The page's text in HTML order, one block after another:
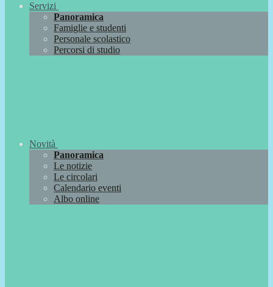
Servizi
Panoramica
Famiglie e studenti
Personale scolastico
Percorsi di studio
Novità
Panoramica
Le notizie
Le circolari
Calendario eventi
Albo online